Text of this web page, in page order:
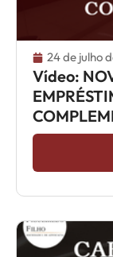
24 de julho
Vídeo: